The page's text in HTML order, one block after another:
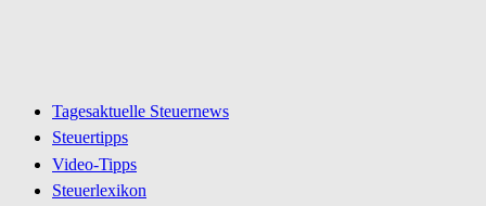
Tagesaktuelle Steuernews
Steuertipps
Video-Tipps
Steuerlexikon